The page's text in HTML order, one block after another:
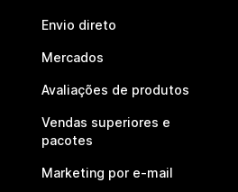
Envio direto
Mercados
Avaliações de produtos
Vendas superiores e
pacotes
Marketing por e-mail